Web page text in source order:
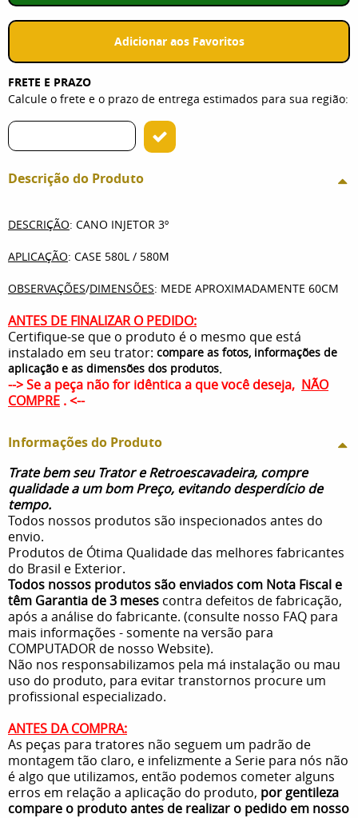
Adicionar aos Favoritos
FRETE E PRAZO
Calcule o frete e o prazo de entrega estimados para sua região:
Descrição do Produto
DESCRIÇÃO: CANO INJETOR 3º
APLICAÇÃO: CASE 580L / 580M
OBSERVAÇÕES/DIMENSÕES: MEDE APROXIMADAMENTE 60CM
ANTES DE FINALIZAR O PEDIDO:
Certifique-se que o produto é o mesmo que está
instalado em seu trator: compare as fotos, informações de
aplicação e as dimensões dos produtos.
--> Se a peça não for idêntica a que você deseja, NÃO
COMPRE . <--
Informações do Produto
Trate bem seu Trator e Retroescavadeira, compre
qualidade a um bom Preço, evitando desperdício de
tempo.
Todos nossos produtos são inspecionados antes do
envio.
Produtos de Ótima Qualidade das melhores fabricantes
do Brasil e Exterior.
Todos nossos produtos são enviados com Nota Fiscal e
têm Garantia de 3 meses contra defeitos de fabricação,
após a análise do fabricante. (consulte nosso FAQ para
mais informações - somente na versão para
COMPUTADOR de nosso Website).
Não nos responsabilizamos pela má instalação ou mau
uso do produto, para evitar transtornos procure um
profissional especializado.
ANTES DA COMPRA:
As peças para tratores não seguem um padrão de
montagem tão claro, e infelizmente a Serie para nós não
é algo que utilizamos, então podemos cometer alguns
erros em relação a aplicação do produto, por gentileza
compare o produto antes de realizar o pedido em nosso